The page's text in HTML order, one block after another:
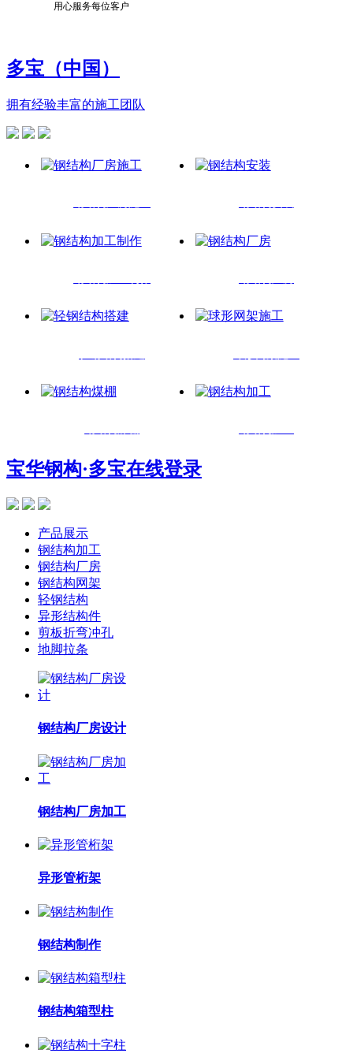
用心服务每位客户
多宝（中国）
拥有经验丰富的施工团队
宝华钢构·多宝在线登录
产品展示
钢结构加工
钢结构厂房
钢结构网架
轻钢结构
异形结构件
剪板折弯冲孔
地脚拉条
钢结构厂房设计
钢结构厂房加工
异形管桁架
钢结构制作
钢结构箱型柱